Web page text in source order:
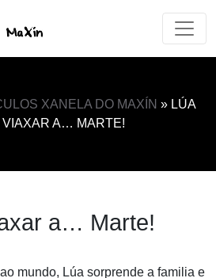
XANELA DO MAXÍN » LÚA
VIAXAR A… MARTE!
a… Marte!
mundo, Lúa sorprende a familia e